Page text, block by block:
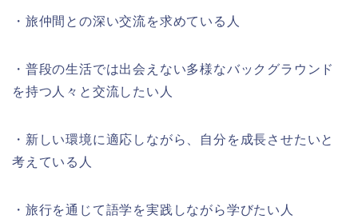
・旅仲間との深い交流を求めている人
・普段の生活では出会えない多様なバックグラウンド
を持つ人々と交流したい人
・新しい環境に適応しながら、自分を成長させたいと
考えている人
・旅行を通じて語学を実践しながら学びたい人